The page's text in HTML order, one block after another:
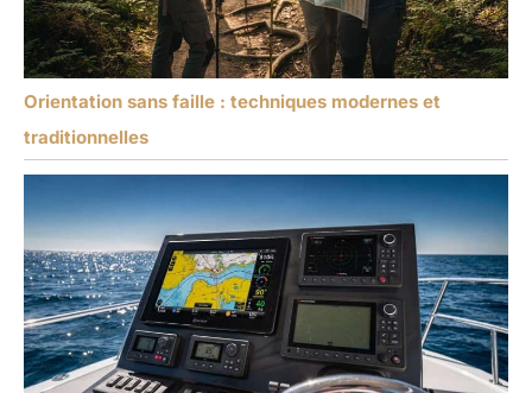
Orientation sans faille : techniques modernes et
traditionnelles